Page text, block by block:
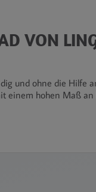
VON
und ohne die
einem hohen Maß